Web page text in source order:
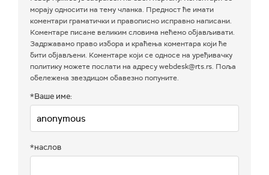
морају односити на тему чланка. Предност ће имати
коментари граматички и правописно исправно написани.
Коментаре писане великим словима нећемо објављивати.
Задржавамо право избора и краћења коментара који ће
бити објављени. Коментаре који се односе на уређивачку
политику можете послати на адресу webdesk@rts.rs. Поља
обележена звездицом обавезно попуните.
*Ваше име:
*наслов